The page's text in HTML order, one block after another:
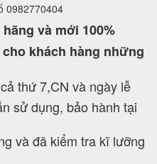
0982770404
và mới 100%
khách hàng những
thứ 7,CN và ngày lễ
sử dụng, bảo hành tại
và đã kiểm tra kĩ lưỡng